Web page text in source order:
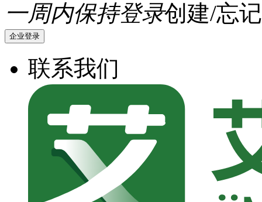
一周内保持登录创建/忘
企业登录
联系我们